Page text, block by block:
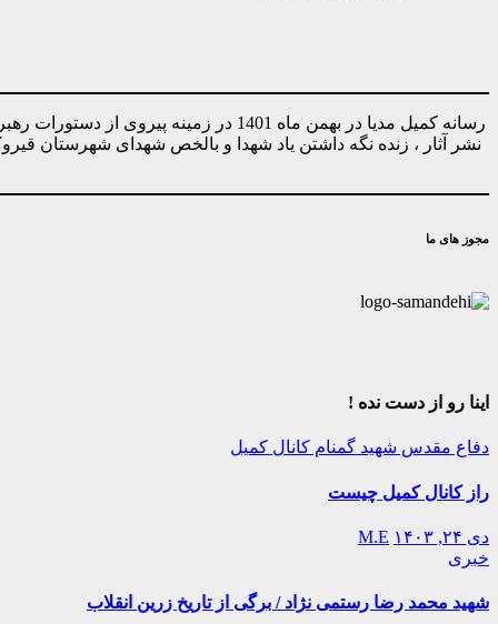
رسانه کمیل مدیا در بهمن ماه 1401
نشر آثار ، زنده نگه داشتن یاد شهدا و بالخص شهدای شهرستان
مجوز های ما
اینا رو از دست نده !
دفاع مقدس شهید گمنام کانال کمیل
راز کانال کمیل چیست
دی ۲۴, ۱۴۰۳
M.E
خبری
شهید محمد رضا رستمی نژاد / برگی از تاریخ زرین انقلاب